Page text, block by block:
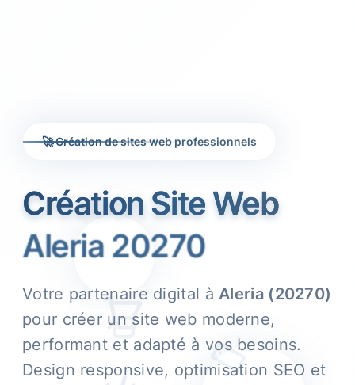
🚀 Création de sites web professionnels
Création Site Web
Aleria 20270
Votre partenaire digital àAleria (20270)
pour créer un site web moderne,
performant et adapté à vos besoins.
Design responsive, optimisation SEO et